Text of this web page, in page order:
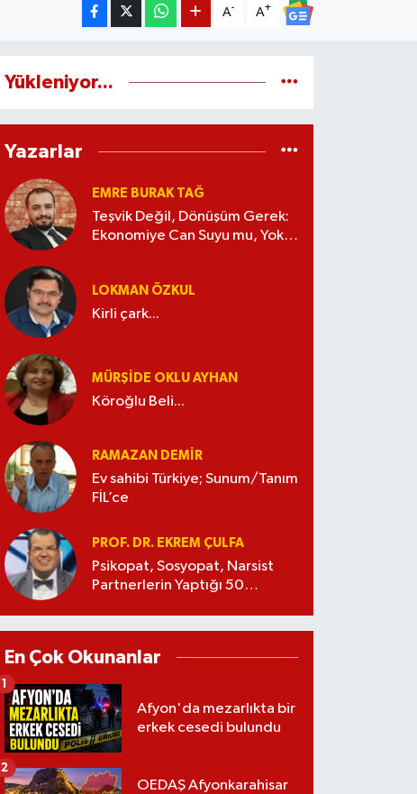
A- A+
Yükleniyor...
Yazarlar
EMRE BURAK TAĞ
Teşvik Değil, Dönüşüm Gerek:
Ekonomiye Can Suyu mu, Yoksa
LOKMAN ÖZKUL
Kirli çark...
MÜRŞIDE OKLU AYHAN
Köroğlu Beli...
RAMAZAN DEMİR
Ev sahibi Türkiye; Sunum/Tanım
FİL’ce
PROF. DR. EKREM ÇULFA
Psikopat, Sosyopat, Narsist
Partnerlerin Yaptığı 50
En Çok Okunanlar
Afyon'da mezarlıkta bir
erkek cesedi bulundu
1
OEDAŞ Afyonkarahisar
2